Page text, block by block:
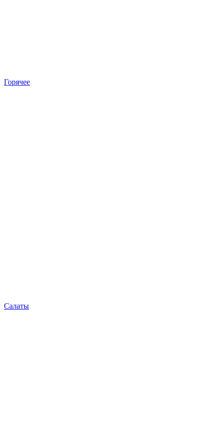
Горячее
Салаты